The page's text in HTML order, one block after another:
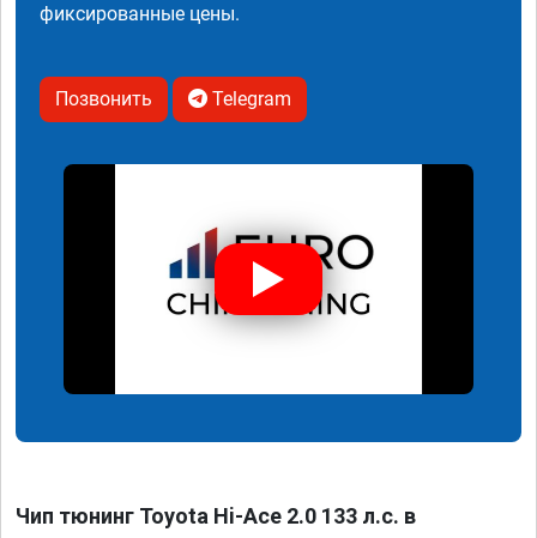
фиксированные цены.
Позвонить Telegram
Чип тюнинг Toyota Hi-Ace 2.0 133 л.с. в